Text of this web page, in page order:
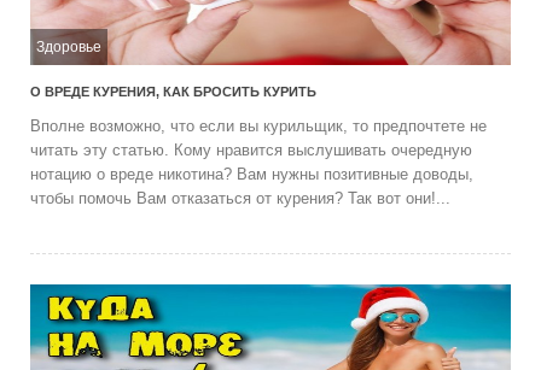
Здоровье
О ВРЕДЕ КУРЕНИЯ, КАК БРОСИТЬ КУРИТЬ
Вполне возможно, что если вы курильщик, то предпочтете не
читать эту статью. Кому нравится выслушивать очередную
нотацию о вреде никотина? Вам нужны позитивные доводы,
чтобы помочь Вам отказаться от курения? Так вот они!...